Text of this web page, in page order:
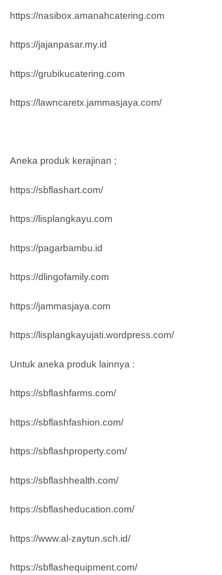
https://nasibox.amanahcatering.com
https://jajanpasar.my.id
https://grubikucatering.com
https://lawncaretx.jammasjaya.com/
Aneka produk kerajinan ;
https://sbflashart.com/
https://lisplangkayu.com
https://pagarbambu.id
https://dlingofamily.com
https://jammasjaya.com
https://lisplangkayujati.wordpress.com/
Untuk aneka produk lainnya :
https://sbflashfarms.com/
https://sbflashfashion.com/
https://sbflashproperty.com/
https://sbflashhealth.com/
https://sbflasheducation.com/
https://www.al-zaytun.sch.id/
https://sbflashequipment.com/